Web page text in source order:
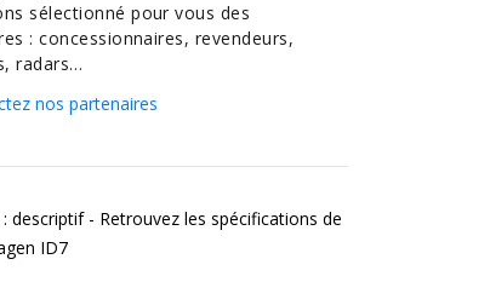
sélectionné pour vous des
: concessionnaires, revendeurs,
radars…
nos partenaires
descriptif - Retrouvez les spécifications de
ID7